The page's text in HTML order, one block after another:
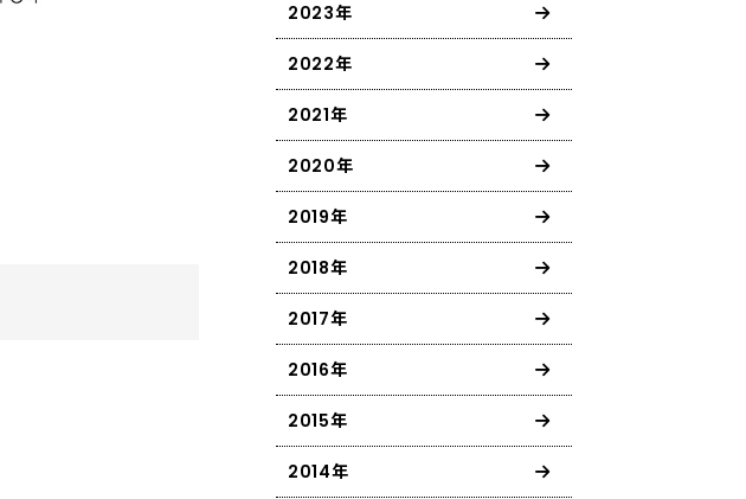
2023年
2022年
2021年
2020年
2019年
2018年
2017年
2016年
2015年
2014年